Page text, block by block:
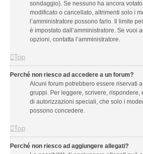
sondaggio). Se nessuno ha ancora
modificato o cancellato, altrimenti solo i
l’amministratore possono farlo. Il limite
è impostato dall’amministratore. Se vuoi
opzioni, contatta l’amministratore.
Top
Perché non riesco ad accedere a un forum?
Alcuni forum potrebbero essere riservati
gruppi. Per leggere, scrivere, rispondere,
di autorizzazioni speciali, che solo i
possono concedere.
Top
Perché non riesco ad aggiungere allegati?